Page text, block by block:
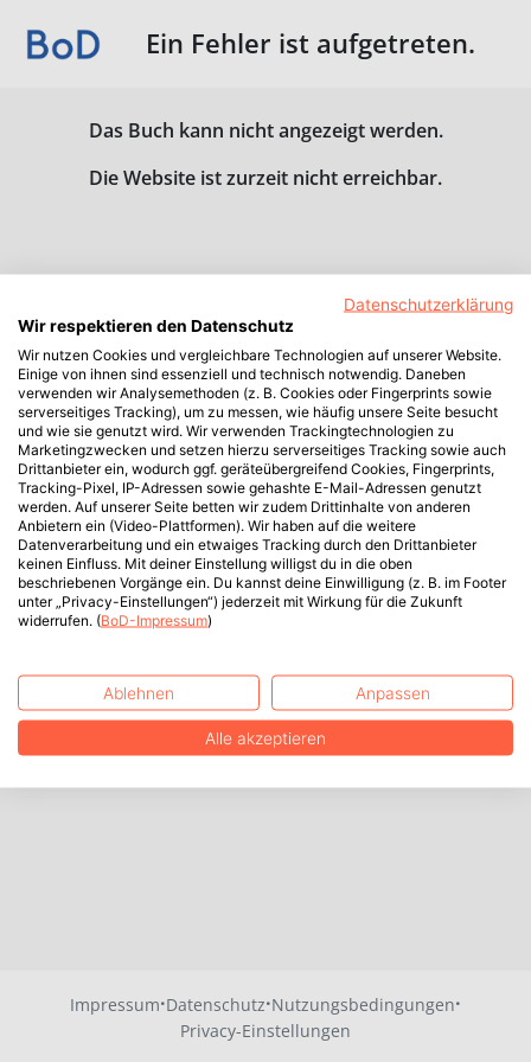
Ein Fehler ist aufgetreten.
Das Buch kann nicht angezeigt werden.
Die Website ist zurzeit nicht erreichbar.
Impressum·Datenschutz·Nutzungsbedingungen·
Privacy-Einstellungen
Datenschutzerklärung
Wir respektieren den Datenschutz
Wir nutzen Cookies und vergleichbare Technologien auf unserer Website.
Einige von ihnen sind essenziell und technisch notwendig. Daneben
verwenden wir Analysemethoden (z. B. Cookies oder Fingerprints sowie
serverseitiges Tracking), um zu messen, wie häufig unsere Seite besucht
und wie sie genutzt wird. Wir verwenden Trackingtechnologien zu
Marketingzwecken und setzen hierzu serverseitiges Tracking sowie auch
Drittanbieter ein, wodurch ggf. geräteübergreifend Cookies, Fingerprints,
Tracking-Pixel, IP-Adressen sowie gehashte E-Mail-Adressen genutzt
werden. Auf unserer Seite betten wir zudem Drittinhalte von anderen
Anbietern ein (Video-Plattformen). Wir haben auf die weitere
Datenverarbeitung und ein etwaiges Tracking durch den Drittanbieter
keinen Einfluss. Mit deiner Einstellung willigst du in die oben
beschriebenen Vorgänge ein. Du kannst deine Einwilligung (z. B. im Footer
unter „Privacy-Einstellungen“) jederzeit mit Wirkung für die Zukunft
widerrufen. (BoD-Impressum)
Ablehnen Anpassen
Alle akzeptieren